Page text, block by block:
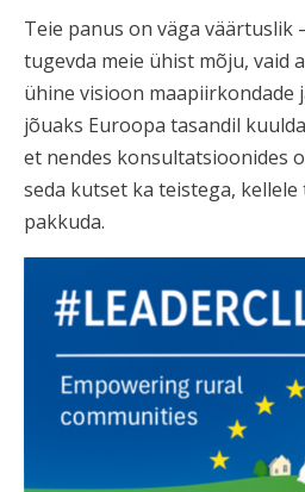
Teie panus on väga väärtuslik
tugevda meie ühist mõju, vaid
ühine visioon
jõuaks Euroopa tasandil
et nendes konsultatsioonides
seda kutset ka teistega, kellele
pakkuda.